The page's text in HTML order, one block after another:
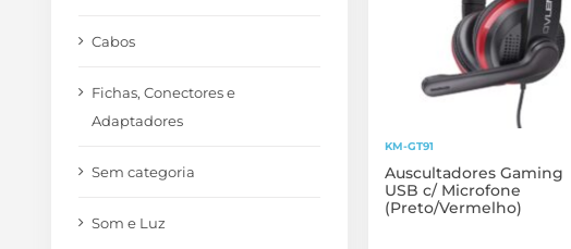
Cabos
Fichas, Conectores e
Adaptadores
Sem categoria
Som e Luz
KM-GT91
Auscultadores Gaming
USB c/ Microfone
(Preto/Vermelho)